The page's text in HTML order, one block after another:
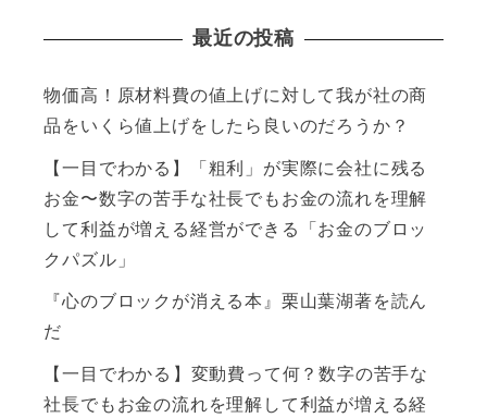
最近の投稿
物価高！原材料費の値上げに対して我が社の商
品をいくら値上げをしたら良いのだろうか？
【一目でわかる】「粗利」が実際に会社に残る
お金〜数字の苦手な社長でもお金の流れを理解
して利益が増える経営ができる「お金のブロッ
クパズル」
『心のブロックが消える本』栗山葉湖著を読ん
だ
【一目でわかる】変動費って何？数字の苦手な
社長でもお金の流れを理解して利益が増える経